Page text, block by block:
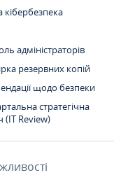
кібербезпека
адміністраторів
резервних копій
щодо безпеки
стратегічна
(IT Review)